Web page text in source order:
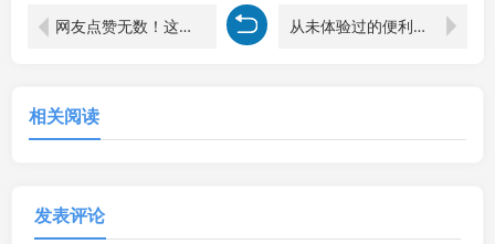
网友点赞无数！这个网站改变我对模板网的认知 从未体验过的便利！这个模板网站刷新你对网购的定义
相关阅读
发表评论